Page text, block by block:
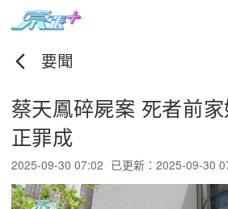
要聞
蔡天鳳碎屍案 死者前
正罪成
2025-09-30 07:02 已更新：2025-09-30